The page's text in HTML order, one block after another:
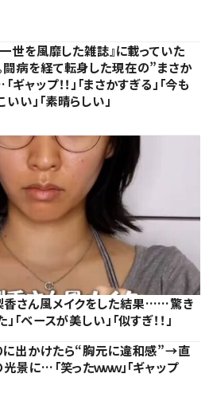
世を風靡した雑誌』に載っていた
闘病を経て転身した現在の”まさか
ャップ！！」「まさかすぎる」「今も
い」「素晴らしい」
さん風メイクをした結果……驚き
ベースが美しい」「似すぎ！！」
に出かけたら“胸元に違和感”→直
景に…「笑ったｗｗｗ」「ギャップ